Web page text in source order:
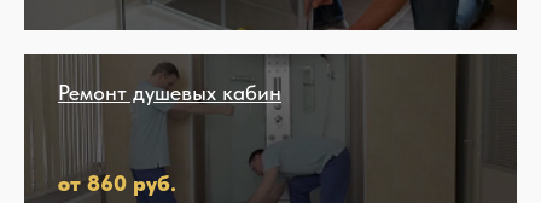
Ремонт душевых кабин
от 860 руб.